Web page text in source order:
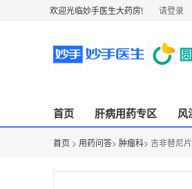
欢迎光临妙手医生大药房! 请登录
首页 肝病用药专区 风
首页 > 用药问答> 肿瘤科> 吉非替尼